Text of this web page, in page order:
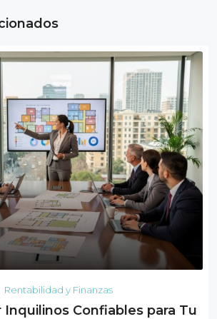
Rentabilidad y Finanzas
Inquilinos Confiables para Tu